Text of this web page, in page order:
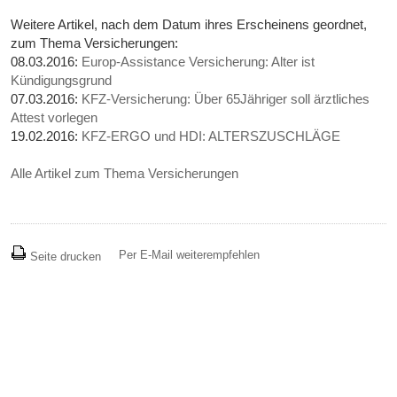
Weitere Artikel, nach dem Datum ihres Erscheinens geordnet,
zum Thema Versicherungen:
08.03.2016: Europ-Assistance Versicherung: Alter ist
Kündigungsgrund
07.03.2016: KFZ-Versicherung: Über 65Jähriger soll ärztliches
Attest vorlegen
19.02.2016: KFZ-ERGO und HDI: ALTERSZUSCHLÄGE
Alle Artikel zum Thema Versicherungen
Seite drucken Per E-Mail weiterempfehlen